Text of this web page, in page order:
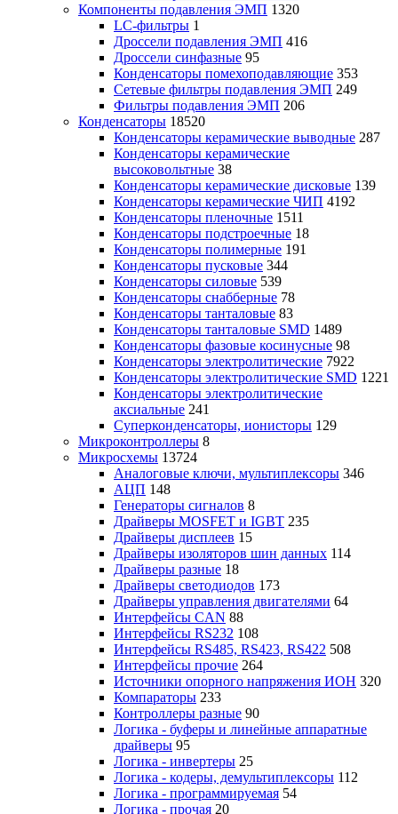
Компоненты подавления ЭМП 1320
LC-фильтры 1
Дроссели подавления ЭМП 416
Дроссели синфазные 95
Конденсаторы помехоподавляющие 353
Сетевые фильтры подавления ЭМП 249
Фильтры подавления ЭМП 206
Конденсаторы 18520
Конденсаторы керамические выводные 287
Конденсаторы керамические
высоковольтные 38
Конденсаторы керамические дисковые 139
Конденсаторы керамические ЧИП 4192
Конденсаторы пленочные 1511
Конденсаторы подстроечные 18
Конденсаторы полимерные 191
Конденсаторы пусковые 344
Конденсаторы силовые 539
Конденсаторы снабберные 78
Конденсаторы танталовые 83
Конденсаторы танталовые SMD 1489
Конденсаторы фазовые косинусные 98
Конденсаторы электролитические 7922
Конденсаторы электролитические SMD 1221
Конденсаторы электролитические
аксиальные 241
Суперконденсаторы, ионисторы 129
Микроконтроллеры 8
Микросхемы 13724
Аналоговые ключи, мультиплексоры 346
АЦП 148
Генераторы сигналов 8
Драйверы MOSFET и IGBT 235
Драйверы дисплеев 15
Драйверы изоляторов шин данных 114
Драйверы разные 18
Драйверы светодиодов 173
Драйверы управления двигателями 64
Интерфейсы CAN 88
Интерфейсы RS232 108
Интерфейсы RS485, RS423, RS422 508
Интерфейсы прочие 264
Источники опорного напряжения ИОН 320
Компараторы 233
Контроллеры разные 90
Логика - буферы и линейные аппаратные
драйверы 95
Логика - инвертеры 25
Логика - кодеры, демультиплексоры 112
Логика - программируемая 54
Логика - прочая 20